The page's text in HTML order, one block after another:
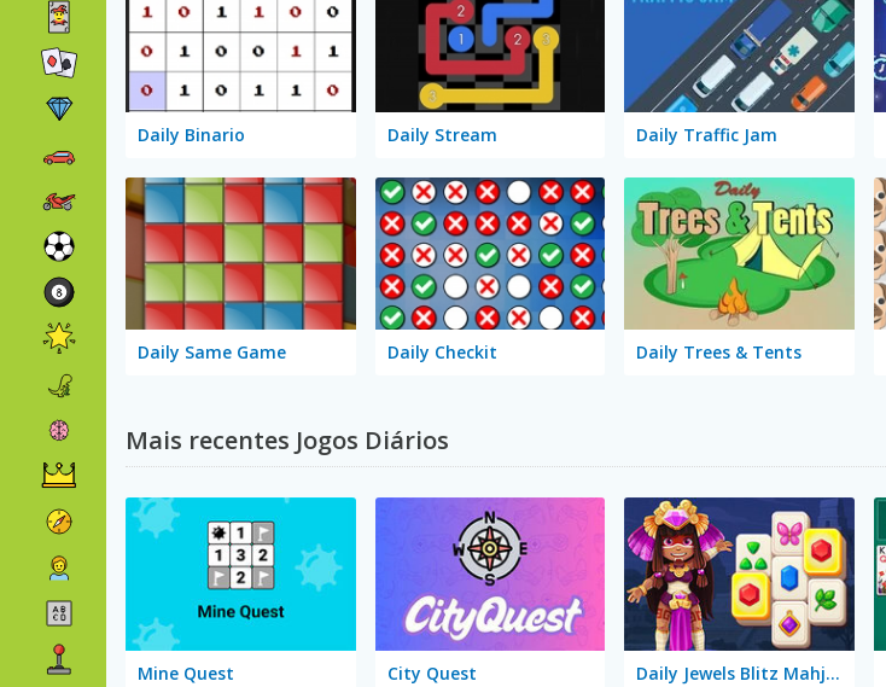
Daily Binario Daily Stream Daily Traffic Jam
Daily Same Game Daily Checkit Daily Trees & Tents
Mais recentes Jogos Diários
Mine Quest City Quest Daily Jewels Blitz Mahjong